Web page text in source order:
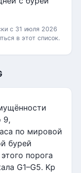
с 31 июля 2026
в этот список.
9,
по мировой
бурей
порога
G1–G5. Kp